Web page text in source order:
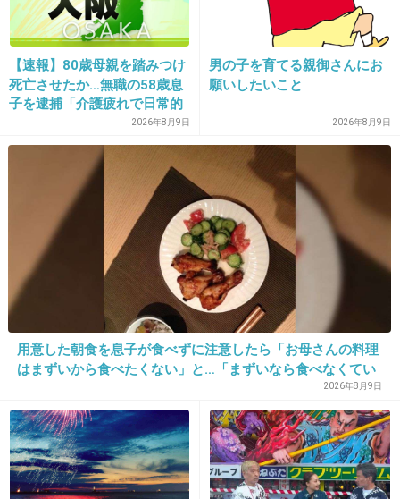
19. 匿名2014/05/04(日) 10:08:54
茶髪にものすごい違和感
中国にいそう
出典：livedoor.blogimg.jp
+157
20. 匿名2014/05/04(日) 10:09:15
朱に染まれば赤くなるだよ
AKBに入ってたら皆染まって行くし染まらなき
ゃ生きていけないよ
まともな人はいないし、いてもおかしくなって
+28 -9
【速報】80歳母親を踏みつけ
死亡させたか…無職の58歳息
子を逮捕「介護疲れで日常的
に暴行」肋骨８本折れ体には
多数の痕 大阪・岬町
2026年8月9日
男の子を育てる親御さんにお
願いしたいこと
2026年8月9日
用意した朝食を息子が食べずに注意したら「お母さんの料理
はまずいから食べたくない」と…「まずいなら食べなくてい
い。今後は自分で食事を用意しなさい。お金は渡す」と言っ
た話が議論に
2026年8月9日